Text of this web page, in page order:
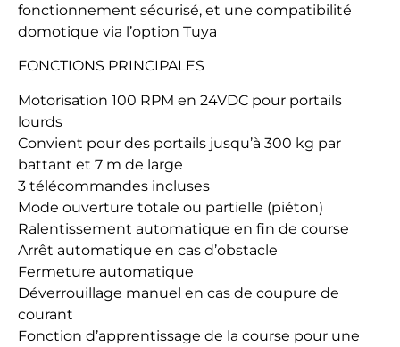
fonctionnement sécurisé, et une compatibilité
domotique via l’option Tuya
FONCTIONS PRINCIPALES
Motorisation 100 RPM en 24VDC pour portails
lourds
Convient pour des portails jusqu’à 300 kg par
battant et 7 m de large
3 télécommandes incluses
Mode ouverture totale ou partielle (piéton)
Ralentissement automatique en fin de course
Arrêt automatique en cas d’obstacle
Fermeture automatique
Déverrouillage manuel en cas de coupure de
courant
Fonction d’apprentissage de la course pour une